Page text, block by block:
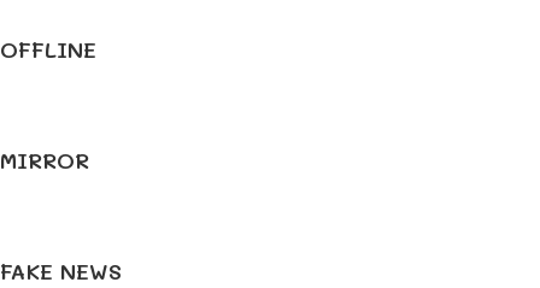
OFFLINE
MIRROR
FAKE NEWS